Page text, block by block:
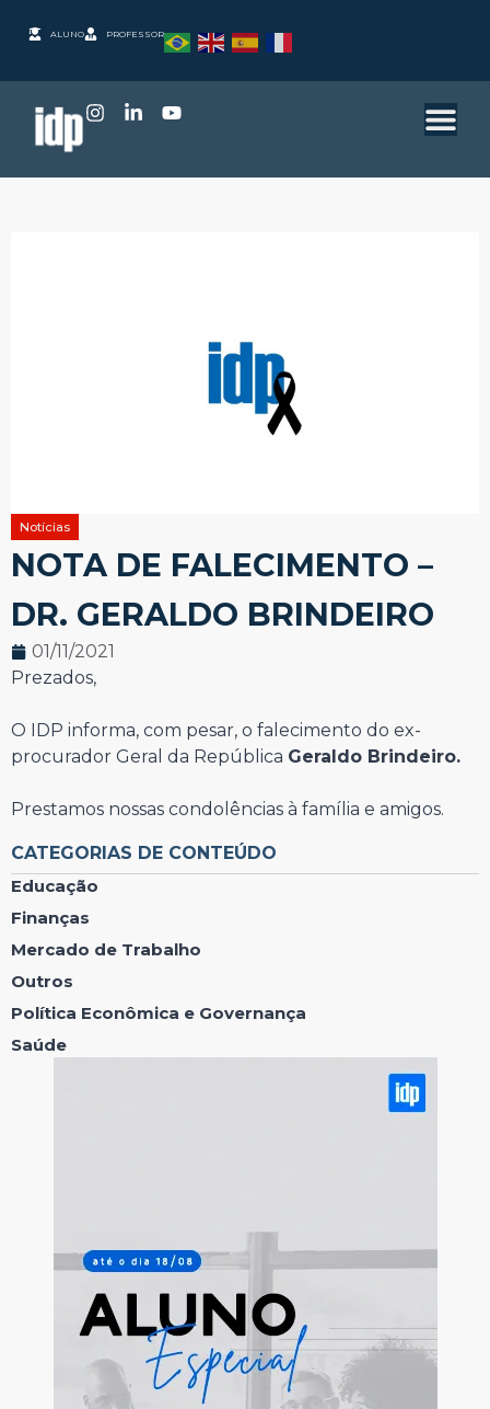
ALUNO PROFESSOR
Notícias
NOTA DE FALECIMENTO –
DR. GERALDO BRINDEIRO
01/11/2021
Prezados,
O IDP informa, com pesar, o falecimento do ex-
procurador Geral da República Geraldo Brindeiro.
Prestamos nossas condolências à família e amigos.
CATEGORIAS DE CONTEÚDO
Educação
Finanças
Mercado de Trabalho
Outros
Política Econômica e Governança
Saúde